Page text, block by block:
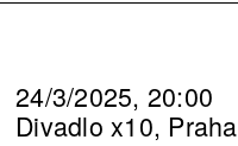
24/3/2025, 20:00
Divadlo x10, Praha